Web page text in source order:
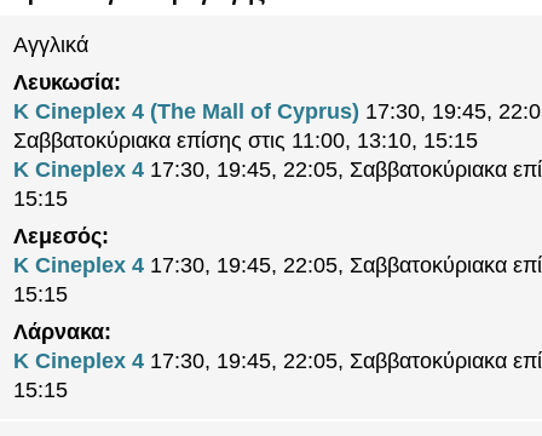
Αγγλικά
Λευκωσία:
K Cineplex 4 (The Mall of Cyprus) 17:30, 19:45,
Σαββατοκύριακα επίσης στις 11:00, 13:10, 15:15
K Cineplex 4 17:30, 19:45, 22:05, Σαββατοκύριακα
15:15
Λεμεσός:
K Cineplex 4 17:30, 19:45, 22:05, Σαββατοκύριακα
15:15
Λάρνακα:
K Cineplex 4 17:30, 19:45, 22:05, Σαββατοκύριακα
15:15